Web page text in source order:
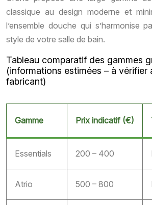
classique au design moderne et
l’ensemble douche qui s’harmonise
style de votre salle de bain.
Tableau comparatif des gammes
(informations estimées – à vérifier
fabricant)
Gamme Prix indicatif (€)
Essentials 200 – 400
Atrio 500 – 800